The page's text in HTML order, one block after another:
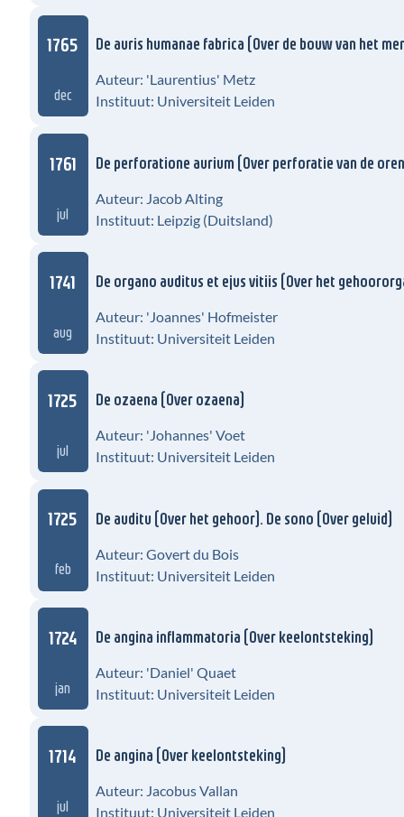
1765
dec
De auris humanae fabrica (Over de bouw van het
Auteur: 'Laurentius' Metz
Instituut: Universiteit Leiden
1761
jul
De perforatione aurium (Over perforatie van de
Auteur: Jacob Alting
Instituut: Leipzig (Duitsland)
1741
aug
De organo auditus et ejus vitiis (Over het
Auteur: 'Joannes' Hofmeister
Instituut: Universiteit Leiden
1725
jul
De ozaena (Over ozaena)
Auteur: 'Johannes' Voet
Instituut: Universiteit Leiden
1725
feb
De auditu (Over het gehoor). De sono (Over geluid)
Auteur: Govert du Bois
Instituut: Universiteit Leiden
1724
jan
De angina inflammatoria (Over keelontsteking)
Auteur: 'Daniel' Quaet
Instituut: Universiteit Leiden
1714
jul
De angina (Over keelontsteking)
Auteur: Jacobus Vallan
Instituut: Universiteit Leiden